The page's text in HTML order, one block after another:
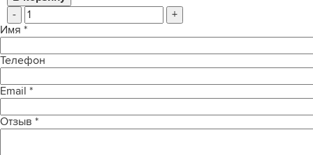
-
+
Имя *
Телефон
Email *
Отзыв *